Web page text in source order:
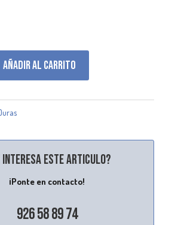
Añadir al carrito
interesa este articulo?
¡Ponte en contacto!
926 58 89 74